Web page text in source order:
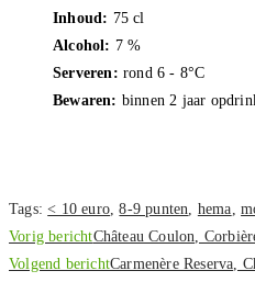
Inhoud: 75 cl
Alcohol: 7 %
Serveren: rond 6 - 8°C
Bewaren: binnen 2 jaar
Tags:< 10 euro 8-9 punten hema
Lees
meer
Vorig berichtChâteau Coulon,
Volgend berichtCarmenère Reserva,